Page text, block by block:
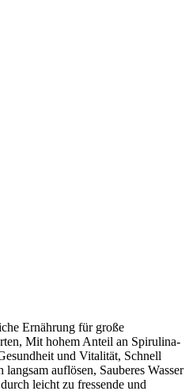
Ernährung für große
Mit hohem Anteil an Spirulina-
und Vitalität, Schnell
auflösen, Sauberes Wasser
leicht zu fressende und